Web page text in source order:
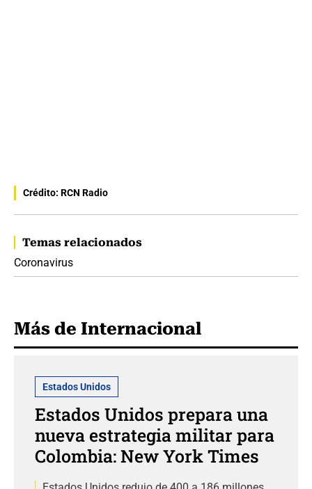
Crédito: RCN Radio
Temas relacionados
Coronavirus
Más de Internacional
Estados Unidos
Estados Unidos prepara una
nueva estrategia militar para
Colombia: New York Times